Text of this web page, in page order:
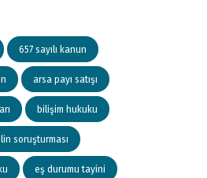
657 sayılı kanun
arsa payı satışı
bilişim hukuku
soruşturması
eş durumu tayini